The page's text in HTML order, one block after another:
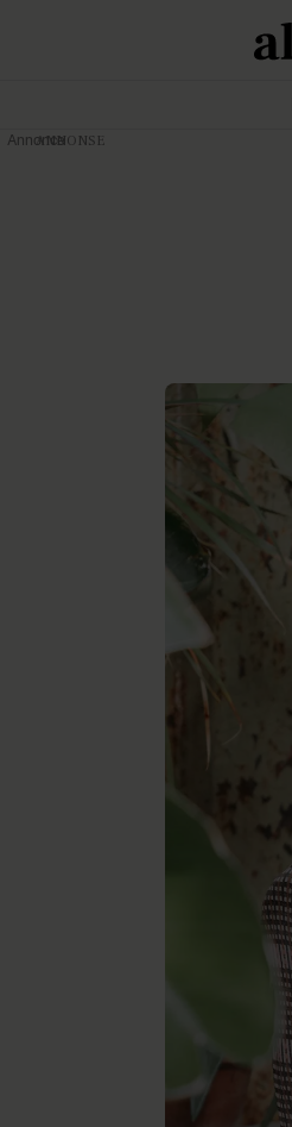
Annonce